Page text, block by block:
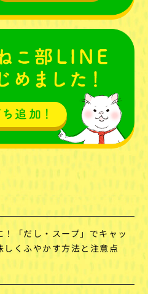
！「だし・スープ」でキャッ
しくふやかす方法と注意点